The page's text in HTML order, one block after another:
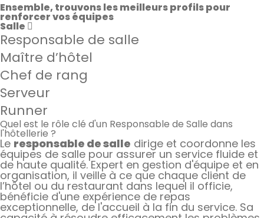
Ensemble, trouvons les meilleurs profils pour
renforcer vos équipes
Salle
Responsable de salle
Maître d’hôtel
Chef de rang
Serveur
Runner
Quel est le rôle clé d'un Responsable de Salle dans
l'hôtellerie ?
Le responsable de salle dirige et coordonne les
équipes de salle pour assurer un service fluide et
de haute qualité. Expert en gestion d'équipe et en
organisation, il veille à ce que chaque client de
l’hôtel ou du restaurant dans lequel il officie,
bénéficie d'une expérience de repas
exceptionnelle, de l'accueil à la fin du service. Sa